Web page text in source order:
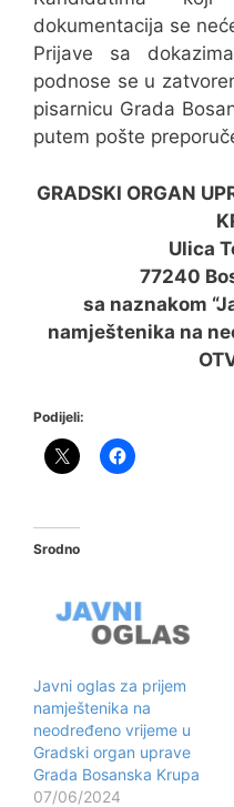
dokumentacija se
Prijave sa
podnose se u
pisarnicu Grada
putem pošte
GRADSKI ORGAN
Ulica
77240
sa naznakom
namještenika na
Podijeli:
Srodno
Javni oglas za prijem
namještenika na
neodređeno vrijeme u
Gradski organ uprave
Grada Bosanska Krupa
07/06/2024